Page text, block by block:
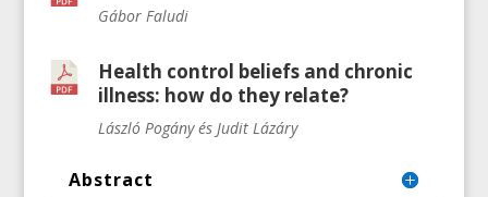
Gábor Faludi
Health control beliefs and chronic
illness: how do they relate?
László Pogány és Judit Lázáry
Abstract